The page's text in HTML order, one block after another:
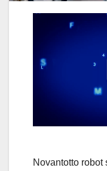
Novantotto robot